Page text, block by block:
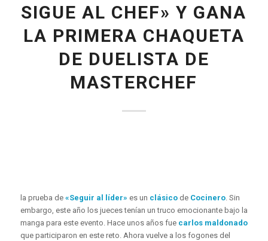
SIGUE AL CHEF» Y GANA
LA PRIMERA CHAQUETA
DE DUELISTA DE
MASTERCHEF
la prueba de«Seguir al líder» es un clásicode Cocinero. Sin
embargo, este año los jueces tenían un truco emocionante bajo la
manga para este evento. Hace unos años fue carlos maldonado
que participaron en este reto. Ahora vuelve a los fogones del